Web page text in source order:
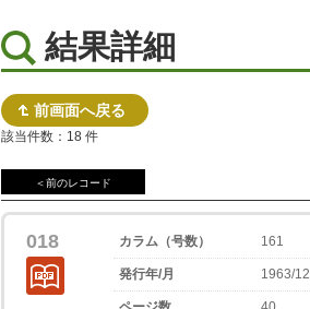
結果詳細
前画面へ戻る
該当件数：18 件
＜前のレコード
018 カラム（号数） 161
発行年/月 1963/12